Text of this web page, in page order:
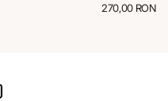
270,00 RON